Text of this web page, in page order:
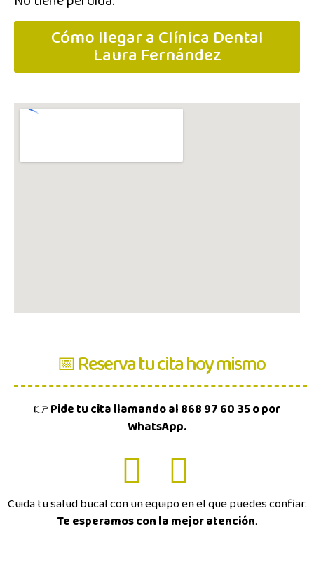
Cómo llegar a Clínica Dental
Laura Fernández
📅 Reserva tu cita hoy mismo
👉Pide tu cita llamando al 868 97 60 35 o por
WhatsApp.
Cuida tu salud bucal con un equipo en el que puedes confiar.
Te esperamos con la mejor atención.